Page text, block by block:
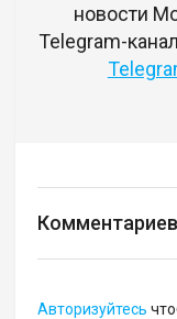
новости
Telegram-
Авторизуйтесь